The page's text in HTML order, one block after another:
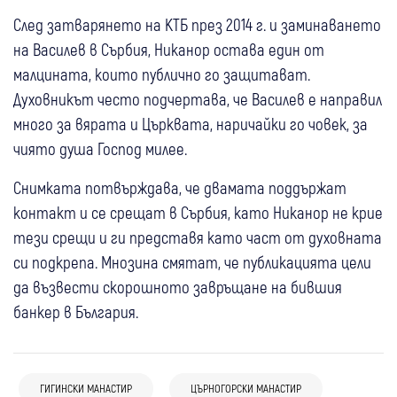
След затварянето на КТБ през 2014 г. и заминаването
на Василев в Сърбия, Никанор остава един от
малцината, които публично го защитават.
Духовникът често подчертава, че Василев е направил
много за вярата и Църквата, наричайки го човек, за
чиято душа Господ милее.
Снимката потвърждава, че двамата поддържат
контакт и се срещат в Сърбия, като Никанор не крие
тези срещи и ги представя като част от духовната
си подкрепа. Мнозина смятат, че публикацията цели
да възвести скорошното завръщане на бившия
банкер в България.
ГИГИНСКИ МАНАСТИР ЦЪРНОГОРСКИ МАНАСТИР